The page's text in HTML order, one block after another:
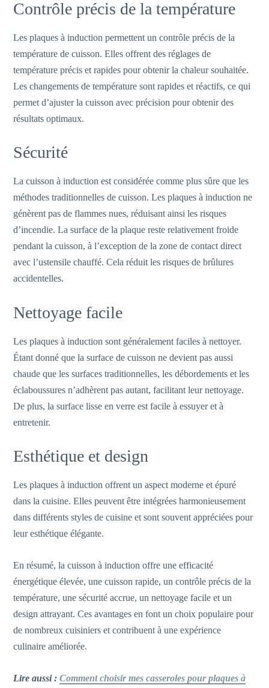
Contrôle précis de la température
Les plaques à induction permettent un contrôle précis de la
température de cuisson. Elles offrent des réglages de
température précis et rapides pour obtenir la chaleur souhaitée.
Les changements de température sont rapides et réactifs, ce qui
permet d’ajuster la cuisson avec précision pour obtenir des
résultats optimaux.
Sécurité
La cuisson à induction est considérée comme plus sûre que les
méthodes traditionnelles de cuisson. Les plaques à induction ne
génèrent pas de flammes nues, réduisant ainsi les risques
d’incendie. La surface de la plaque reste relativement froide
pendant la cuisson, à l’exception de la zone de contact direct
avec l’ustensile chauffé. Cela réduit les risques de brûlures
accidentelles.
Nettoyage facile
Les plaques à induction sont généralement faciles à nettoyer.
Étant donné que la surface de cuisson ne devient pas aussi
chaude que les surfaces traditionnelles, les débordements et les
éclaboussures n’adhèrent pas autant, facilitant leur nettoyage.
De plus, la surface lisse en verre est facile à essuyer et à
entretenir.
Esthétique et design
Les plaques à induction offrent un aspect moderne et épuré
dans la cuisine. Elles peuvent être intégrées harmonieusement
dans différents styles de cuisine et sont souvent appréciées pour
leur esthétique élégante.
En résumé, la cuisson à induction offre une efficacité
énergétique élevée, une cuisson rapide, un contrôle précis de la
température, une sécurité accrue, un nettoyage facile et un
design attrayant. Ces avantages en font un choix populaire pour
de nombreux cuisiniers et contribuent à une expérience
culinaire améliorée.
Lire aussi :Comment choisir mes casseroles pour plaques à